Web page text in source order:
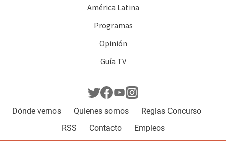
América Latina
Programas
Opinión
Guía TV
Dónde vernos Quienes somos
Reglas Concurso
RSS
Contacto Empleos